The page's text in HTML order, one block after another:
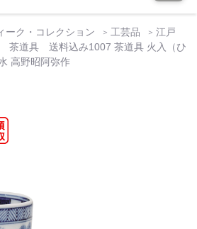
ーク・コレクション 工芸品
江戸
道具 送料込み1007 茶道具 火入（ひ
高野昭阿弥作